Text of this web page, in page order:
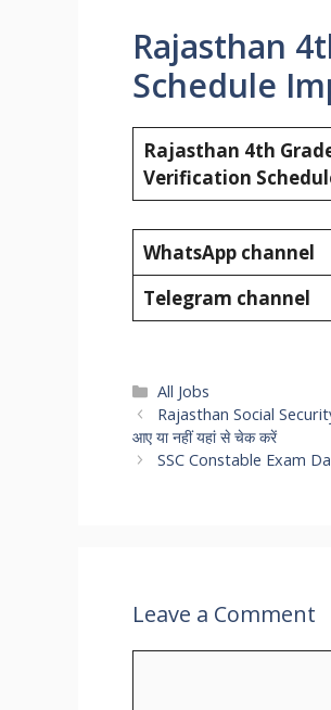
Rajasthan
Schedule
Rajasthan 4th
Verification
WhatsApp channel
Telegram channel
Categories
All Jobs
Rajasthan Social
आए या नहीं यहां से चेक करें
SSC Constable Exam Date
Leave a Comment